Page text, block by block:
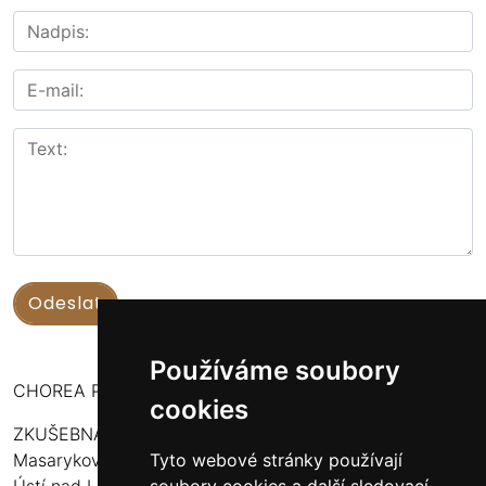
Používáme soubory
cookies
Tyto webové stránky používají
CHOREA PUERI USTENSIS
ZKUŠEBNA:
Masarykova 316